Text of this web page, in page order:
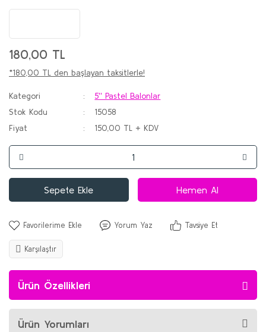
180,00 TL
*180,00 TL den başlayan taksitlerle!
Kategori
5'' Pastel Balonlar
Stok Kodu
15058
Fiyat
150,00 TL + KDV
Sepete Ekle Hemen Al
Yorum Yaz Tavsiye Et
Karşılaştır
Ürün Özellikleri
Ürün Yorumları